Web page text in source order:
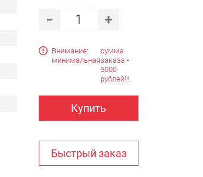
Внимание:
минимальная
сумма
заказа -
5000
рублей!!!
Купить
Быстрый заказ